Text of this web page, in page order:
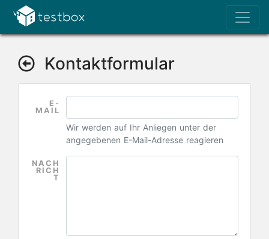
Kontaktformular
E-
MAIL
Wir werden auf Ihr Anliegen unter der
angegebenen E-Mail-Adresse reagieren
NACH
RICH
T